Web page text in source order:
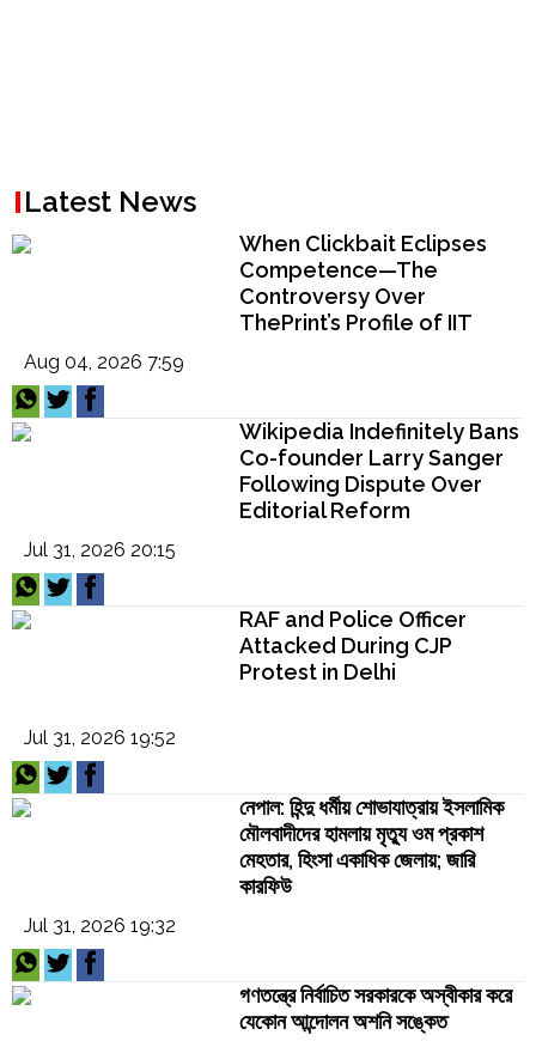
Latest News
When Clickbait Eclipses
Competence—The
Controversy Over
ThePrint’s Profile of IIT
Aug 04, 2026 7:59
Wikipedia Indefinitely Bans
Co-founder Larry Sanger
Following Dispute Over
Editorial Reform
Jul 31, 2026 20:15
RAF and Police Officer
Attacked During CJP
Protest in Delhi
Jul 31, 2026 19:52
নেপাল: হিন্দু ধর্মীয় শোভাযাত্রায় ইসলামিক
মৌলবাদীদের হামলায় মৃত্যু ওম প্রকাশ
মেহতার, হিংসা একাধিক জেলায়; জারি
কারফিউ
Jul 31, 2026 19:32
গণতন্ত্রে নির্বাচিত সরকারকে অস্বীকার করে
যেকোন আন্দোলন অশনি সঙ্কেত